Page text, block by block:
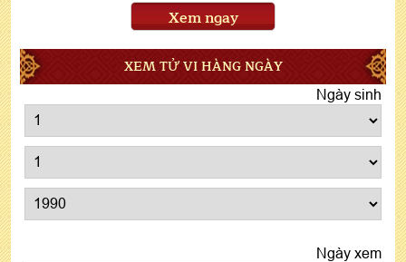
Xem ngay
XEM TỬ VI HÀNG NGÀY
Ngày sinh
Ngày xem